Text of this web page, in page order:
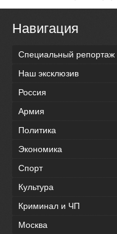
Навигация
Специальный репортаж
Наш эксклюзив
Россия
Армия
Политика
Экономика
Спорт
Культура
Криминал и ЧП
Москва